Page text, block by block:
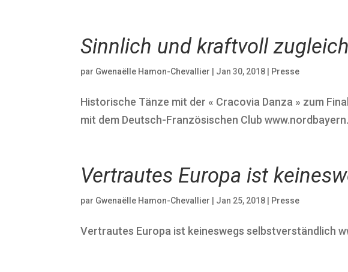
Sinnlich und kraftvoll zugleich
par Gwenaëlle Hamon-Chevallier Jan 30, 2018 Presse
Historische Tänze mit der « Cracovia Danza » zum
mit dem Deutsch-Französischen Club
Vertrautes Europa ist
par Gwenaëlle Hamon-Chevallier Jan 25, 2018 Presse
Vertrautes Europa ist keineswegs selbstverständlich